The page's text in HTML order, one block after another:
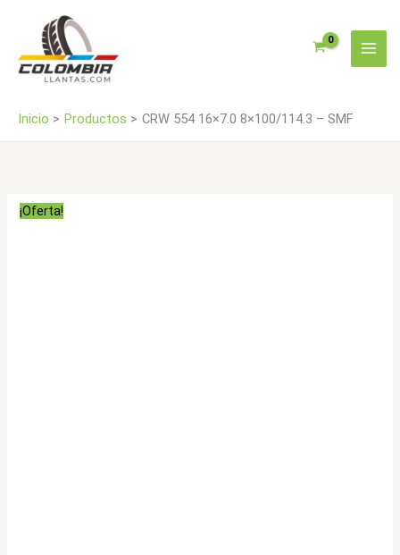
contenido
Inicio Productos CRW 554 16×7.0 8×100/114.3 – SMF
¡Oferta!
cantidad